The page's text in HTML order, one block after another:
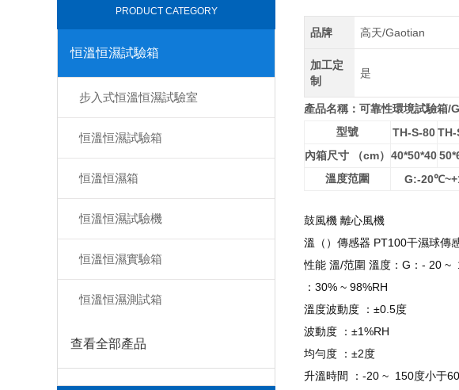
PRODUCT CATEGORY
恒溫恒濕試驗箱
步入式恒溫恒濕試驗室
恒溫恒濕試驗箱
恒溫恒濕箱
恒溫恒濕試驗機
恒溫恒濕實驗箱
恒溫恒濕測試箱
查看全部產品
品牌 高天/Gaotian
加工定
制
是
產品名稱： 可靠性環境試驗箱/
型號 TH-S-80TH-
內箱尺寸 （cm） 40*50*40
溫度范圍 G:-20℃
鼓風機 離心風機
溫（）傳感器 PT100干濕球傳
性能 溫/范圍 溫度：G：- 20
：30% ~ 98%RH
溫度波動度 ：±0.5度
波動度 ：±1%RH
均勻度 ：±2度
升溫時間 ：-20 ~ 150度小于